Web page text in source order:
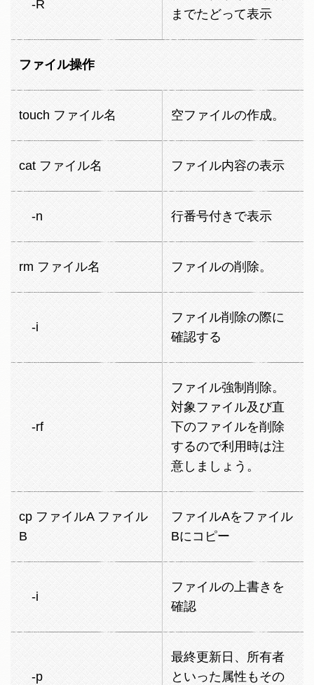
-R
までたどって表示
ファイル操作
touch ファイル名 空ファイルの作成。
cat ファイル名 ファイル内容の表示
-n 行番号付きで表示
rm ファイル名 ファイルの削除。
-i
ファイル削除の際に
確認する
-rf
ファイル強制削除。
対象ファイル及び直
下のファイルを削除
するので利用時は注
意しましょう。
cp ファイルA ファイル
B
ファイルAをファイル
Bにコピー
-i
ファイルの上書きを
確認
-p
最終更新日、所有者
といった属性もその